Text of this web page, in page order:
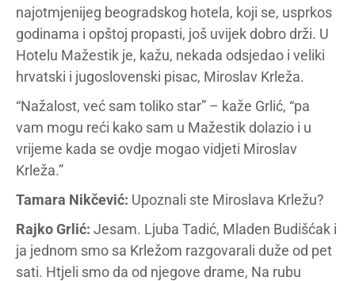
najotmjenijeg beogradskog hotela, koji se, usprkos
godinama i opštoj propasti, još uvijek dobro drži. U
Hotelu Mažestik je, kažu, nekada odsjedao i veliki
hrvatski i jugoslovenski pisac, Miroslav Krleža.
“Nažalost, već sam toliko star” – kaže Grlić, “pa
vam mogu reći kako sam u Mažestik dolazio i u
vrijeme kada se ovdje mogao vidjeti Miroslav
Krleža.”
Tamara Nikčević: Upoznali ste Miroslava Krležu?
Rajko Grlić: Jesam. Ljuba Tadić, Mladen Budišćak i
ja jednom smo sa Krležom razgovarali duže od pet
sati. Htjeli smo da od njegove drame, Na rubu